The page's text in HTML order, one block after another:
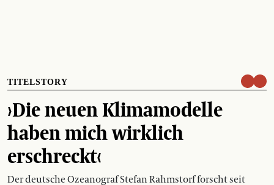
TITELSTORY
›Die neuen Klimamodelle
haben mich wirklich
erschreckt‹
Der deutsche Ozeanograf Stefan Rahmstorf forscht seit